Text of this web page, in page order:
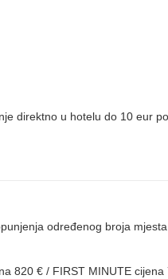
direktno u hotelu do 10 eur
određenog broja mjesta
820 € / FIRST MINUTE cijena